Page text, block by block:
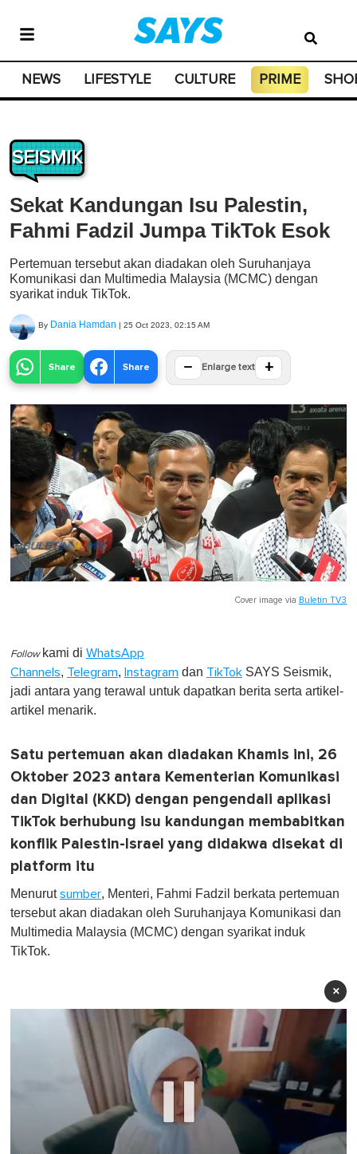
NEWS LIFESTYLE CULTURE PRIME
SEISMIK
Sekat Kandungan Isu Palestin,
Fahmi Fadzil Jumpa TikTok Esok
Pertemuan tersebut akan diadakan oleh Suruhanjaya
Komunikasi dan Multimedia Malaysia (MCMC) dengan
syarikat induk TikTok.
By Dania Hamdan | 25 Oct 2023, 02:15 AM
Share Share − Enlarge text +
Cover image via Buletin TV3
Follow kami di WhatsApp
Channels, Telegram, Instagram dan TikTok SAYS Seismik,
jadi antara yang terawal untuk dapatkan berita serta artikel-
artikel menarik.
Satu pertemuan akan diadakan Khamis ini, 26
Oktober 2023 antara Kementerian Komunikasi
dan Digital (KKD) dengan pengendali aplikasi
TikTok berhubung isu kandungan membabitkan
konflik Palestin-Israel yang didakwa disekat di
platform itu
Menurutsumber, Menteri, Fahmi Fadzil berkata pertemuan
tersebut akan diadakan oleh Suruhanjaya Komunikasi dan
Multimedia Malaysia (MCMC) dengan syarikat induk
TikTok.
×